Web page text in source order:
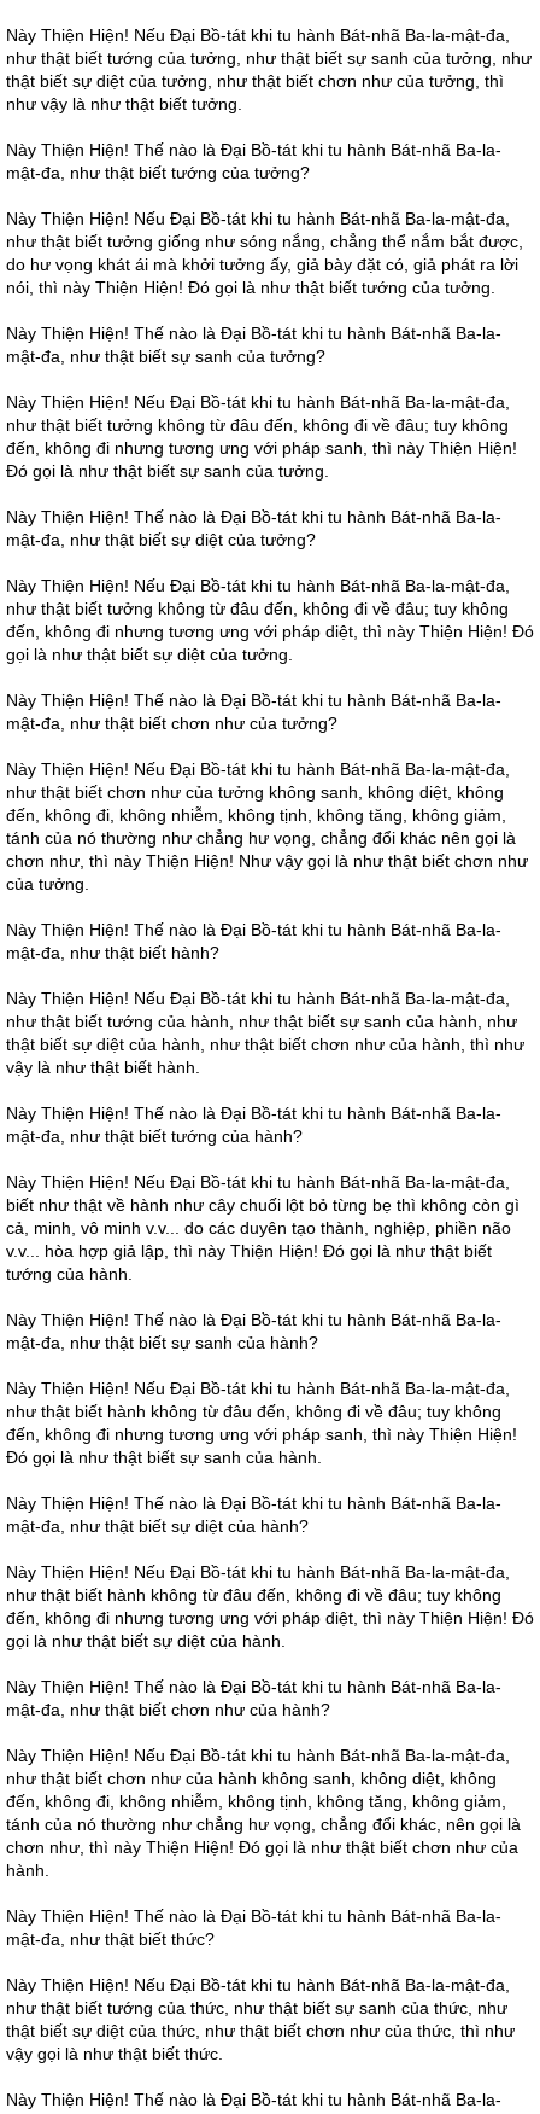
Này Thiện Hiện! Nếu Đại Bồ-tát khi tu hành Bát-nhã Ba-la-mật-đa,
như thật biết tướng của tưởng, như thật biết sự sanh của tưởng, như
thật biết sự diệt của tưởng, như thật biết chơn như của tưởng, thì
như vậy là như thật biết tưởng.
Này Thiện Hiện! Thế nào là Đại Bồ-tát khi tu hành Bát-nhã Ba-la-
mật-đa, như thật biết tướng của tưởng?
Này Thiện Hiện! Nếu Đại Bồ-tát khi tu hành Bát-nhã Ba-la-mật-đa,
như thật biết tưởng giống như sóng nắng, chẳng thể nắm bắt được,
do hư vọng khát ái mà khởi tưởng ấy, giả bày đặt có, giả phát ra lời
nói, thì này Thiện Hiện! Đó gọi là như thật biết tướng của tưởng.
Này Thiện Hiện! Thế nào là Đại Bồ-tát khi tu hành Bát-nhã Ba-la-
mật-đa, như thật biết sự sanh của tưởng?
Này Thiện Hiện! Nếu Đại Bồ-tát khi tu hành Bát-nhã Ba-la-mật-đa,
như thật biết tưởng không từ đâu đến, không đi về đâu; tuy không
đến, không đi nhưng tương ưng với pháp sanh, thì này Thiện Hiện!
Đó gọi là như thật biết sự sanh của tưởng.
Này Thiện Hiện! Thế nào là Đại Bồ-tát khi tu hành Bát-nhã Ba-la-
mật-đa, như thật biết sự diệt của tưởng?
Này Thiện Hiện! Nếu Đại Bồ-tát khi tu hành Bát-nhã Ba-la-mật-đa,
như thật biết tưởng không từ đâu đến, không đi về đâu; tuy không
đến, không đi nhưng tương ưng với pháp diệt, thì này Thiện Hiện! Đó
gọi là như thật biết sự diệt của tưởng.
Này Thiện Hiện! Thế nào là Đại Bồ-tát khi tu hành Bát-nhã Ba-la-
mật-đa, như thật biết chơn như của tưởng?
Này Thiện Hiện! Nếu Đại Bồ-tát khi tu hành Bát-nhã Ba-la-mật-đa,
như thật biết chơn như của tưởng không sanh, không diệt, không
đến, không đi, không nhiễm, không tịnh, không tăng, không giảm,
tánh của nó thường như chẳng hư vọng, chẳng đổi khác nên gọi là
chơn như, thì này Thiện Hiện! Như vậy gọi là như thật biết chơn như
của tưởng.
Này Thiện Hiện! Thế nào là Đại Bồ-tát khi tu hành Bát-nhã Ba-la-
mật-đa, như thật biết hành?
Này Thiện Hiện! Nếu Đại Bồ-tát khi tu hành Bát-nhã Ba-la-mật-đa,
như thật biết tướng của hành, như thật biết sự sanh của hành, như
thật biết sự diệt của hành, như thật biết chơn như của hành, thì như
vậy là như thật biết hành.
Này Thiện Hiện! Thế nào là Đại Bồ-tát khi tu hành Bát-nhã Ba-la-
mật-đa, như thật biết tướng của hành?
Này Thiện Hiện! Nếu Đại Bồ-tát khi tu hành Bát-nhã Ba-la-mật-đa,
biết như thật về hành như cây chuối lột bỏ từng bẹ thì không còn gì
cả, minh, vô minh v.v... do các duyên tạo thành, nghiệp, phiền não
v.v... hòa hợp giả lập, thì này Thiện Hiện! Đó gọi là như thật biết
tướng của hành.
Này Thiện Hiện! Thế nào là Đại Bồ-tát khi tu hành Bát-nhã Ba-la-
mật-đa, như thật biết sự sanh của hành?
Này Thiện Hiện! Nếu Đại Bồ-tát khi tu hành Bát-nhã Ba-la-mật-đa,
như thật biết hành không từ đâu đến, không đi về đâu; tuy không
đến, không đi nhưng tương ưng với pháp sanh, thì này Thiện Hiện!
Đó gọi là như thật biết sự sanh của hành.
Này Thiện Hiện! Thế nào là Đại Bồ-tát khi tu hành Bát-nhã Ba-la-
mật-đa, như thật biết sự diệt của hành?
Này Thiện Hiện! Nếu Đại Bồ-tát khi tu hành Bát-nhã Ba-la-mật-đa,
như thật biết hành không từ đâu đến, không đi về đâu; tuy không
đến, không đi nhưng tương ưng với pháp diệt, thì này Thiện Hiện! Đó
gọi là như thật biết sự diệt của hành.
Này Thiện Hiện! Thế nào là Đại Bồ-tát khi tu hành Bát-nhã Ba-la-
mật-đa, như thật biết chơn như của hành?
Này Thiện Hiện! Nếu Đại Bồ-tát khi tu hành Bát-nhã Ba-la-mật-đa,
như thật biết chơn như của hành không sanh, không diệt, không
đến, không đi, không nhiễm, không tịnh, không tăng, không giảm,
tánh của nó thường như chẳng hư vọng, chẳng đổi khác, nên gọi là
chơn như, thì này Thiện Hiện! Đó gọi là như thật biết chơn như của
hành.
Này Thiện Hiện! Thế nào là Đại Bồ-tát khi tu hành Bát-nhã Ba-la-
mật-đa, như thật biết thức?
Này Thiện Hiện! Nếu Đại Bồ-tát khi tu hành Bát-nhã Ba-la-mật-đa,
như thật biết tướng của thức, như thật biết sự sanh của thức, như
thật biết sự diệt của thức, như thật biết chơn như của thức, thì như
vậy gọi là như thật biết thức.
Này Thiện Hiện! Thế nào là Đại Bồ-tát khi tu hành Bát-nhã Ba-la-